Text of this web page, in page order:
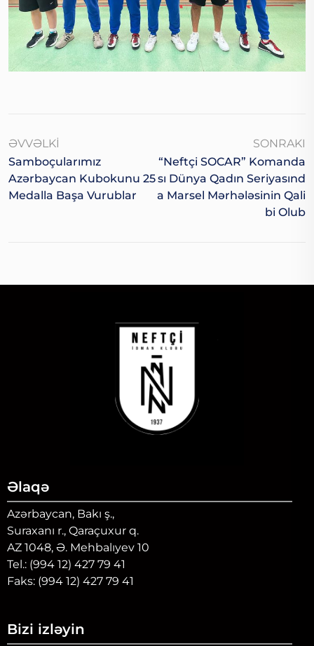
ƏVVƏLKI
Samboçularımız
Azərbaycan Kubokunu 25
Medalla Başa Vurublar
SONRAKI
“Neftçi SOCAR” Komanda
Sı Dünya Qadın Seriyasınd
A Marsel Mərhələsinin Qali
Bi Olub
Əlaqə
Azərbaycan, Bakı ş.,
Suraxanı r., Qaraçuxur q.
AZ 1048, Ə. Mehbalıyev 10
Tel.: (994 12) 427 79 41
Faks: (994 12) 427 79 41
Bizi izləyin